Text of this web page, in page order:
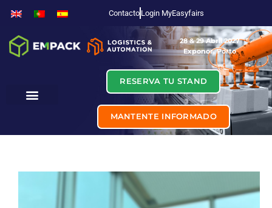
Contacto Login MyEasyfairs
28 & 29 Abril 2027
Exponor, Porto
RESERVA TU STAND
MANTENTE INFORMADO